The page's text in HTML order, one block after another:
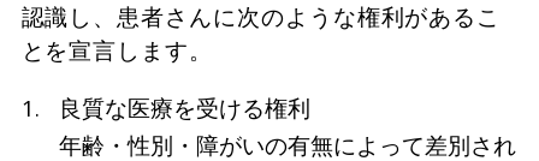
認識し、患者さんに次のような権利があるこ
とを宣言します。
良質な医療を受ける権利
年齢・性別・障がいの有無によって差別され